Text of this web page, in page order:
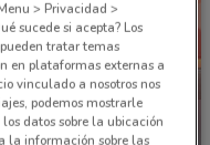
NUEVO
> Privacidad >
sucede si acepta? Los
tratar temas
en plataformas externas a
vinculado a nosotros nos
podemos mostrarle
datos sobre la ubicación
la información sobre las